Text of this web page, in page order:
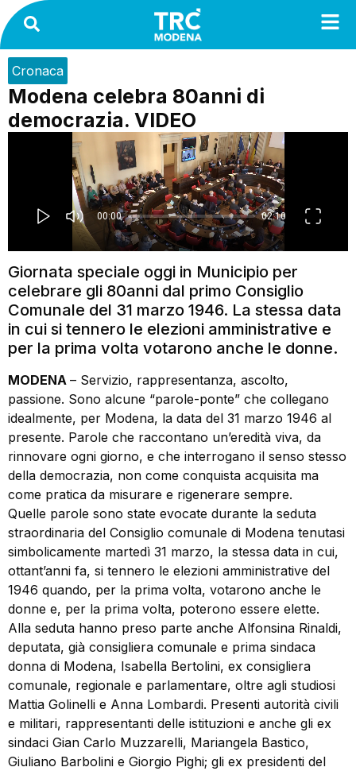
Cronaca
Modena celebra 80anni di
democrazia. VIDEO
Giornata speciale oggi in Municipio per
celebrare gli 80anni dal primo Consiglio
Comunale del 31 marzo 1946. La stessa data
in cui si tennero le elezioni amministrative e
per la prima volta votarono anche le donne.
MODENA – Servizio, rappresentanza, ascolto,
passione. Sono alcune “parole-ponte” che collegano
idealmente, per Modena, la data del 31 marzo 1946 al
presente. Parole che raccontano un’eredità viva, da
rinnovare ogni giorno, e che interrogano il senso stesso
della democrazia, non come conquista acquisita ma
come pratica da misurare e rigenerare sempre.
Quelle parole sono state evocate durante la seduta
straordinaria del Consiglio comunale di Modena tenutasi
simbolicamente martedì 31 marzo, la stessa data in cui,
ottant’anni fa, si tennero le elezioni amministrative del
1946 quando, per la prima volta, votarono anche le
donne e, per la prima volta, poterono essere elette.
Alla seduta hanno preso parte anche Alfonsina Rinaldi,
deputata, già consigliera comunale e prima sindaca
donna di Modena, Isabella Bertolini, ex consigliera
comunale, regionale e parlamentare, oltre agli studiosi
Mattia Golinelli e Anna Lombardi. Presenti autorità civili
e militari, rappresentanti delle istituzioni e anche gli ex
sindaci Gian Carlo Muzzarelli, Mariangela Bastico,
Giuliano Barbolini e Giorgio Pighi; gli ex presidenti del